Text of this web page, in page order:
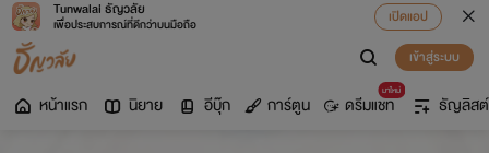
Tunwalai ธัญวลัย
เพื่อประสบการณ์ที่ดีกว่าบนมือถือ
เปิดแอป
เข้าสู่ระบบ
หน้าแรก นิยาย อีบุ๊ก การ์ตูน
มาใหม่
ดรีมแชท ธัญลิสต์